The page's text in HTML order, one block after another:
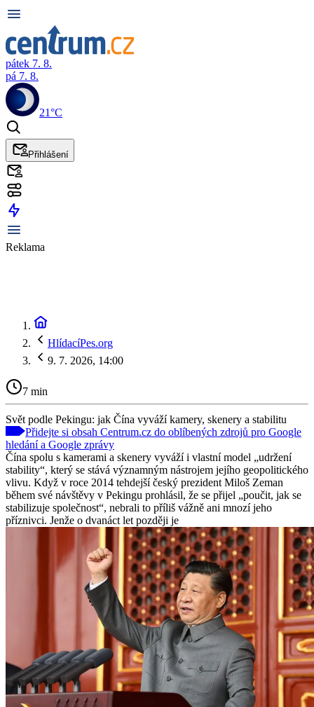
pátek 7. 8.
pá 7. 8.
21°C
Přihlášení
Reklama
HlídacíPes.org
9. 7. 2026, 14:00
7 min
Svět podle Pekingu: jak Čína vyváží kamery, skenery a stabilitu
Přidejte si obsah Centrum.cz do oblíbených zdrojů pro Google
hledání a Google zprávy
Čína spolu s kamerami a skenery vyváží i vlastní model „udržení
stability“, který se stává významným nástrojem jejího geopolitického
vlivu. Když v roce 2014 tehdejší český prezident Miloš Zeman
během své návštěvy v Pekingu prohlásil, že se přijel „poučit, jak se
stabilizuje společnost“, nebrali to příliš vážně ani mnozí jeho
příznivci. Jenže o dvanáct let později je